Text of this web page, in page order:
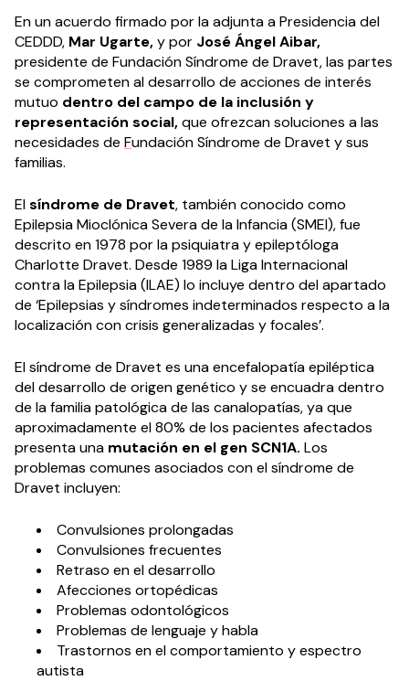
En un acuerdo firmado por la adjunta a Presidencia del
CEDDD, Mar Ugarte,y por José Ángel Aibar,
presidente de Fundación Síndrome de Dravet, las partes
se comprometen al desarrollo de acciones de interés
mutuo dentro del campo de la inclusión y
representación social,que ofrezcan soluciones a las
necesidades de Fundación Síndrome de Dravet y sus
familias.
Elsíndrome de Dravet, también conocido como
Epilepsia Mioclónica Severa de la Infancia (SMEI), fue
descrito en 1978 por la psiquiatra y epileptóloga
Charlotte Dravet. Desde 1989 la Liga Internacional
contra la Epilepsia (ILAE) lo incluye dentro del apartado
de ‘Epilepsias y síndromes indeterminados respecto a la
localización con crisis generalizadas y focales’.
El síndrome de Dravet es una encefalopatía epiléptica
del desarrollo de origen genético y se encuadra dentro
de la familia patológica de las canalopatías, ya que
aproximadamente el 80% de los pacientes afectados
presenta una mutación en el gen SCN1A. Los
problemas comunes asociados con el síndrome de
Dravet incluyen:
Convulsiones prolongadas
Convulsiones frecuentes
Retraso en el desarrollo
Afecciones ortopédicas
Problemas odontológicos
Problemas de lenguaje y habla
Trastornos en el comportamiento y espectro
autista